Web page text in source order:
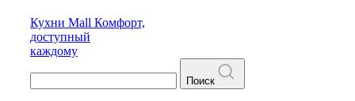
Кухни Mall Комфорт,
доступный
каждому
Поиск